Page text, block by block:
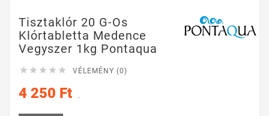
Tisztaklór 20 G-Os
Klórtabletta Medence
Vegyszer 1kg Pontaqua
     VÉLEMÉNY (0)
4 250 Ft .